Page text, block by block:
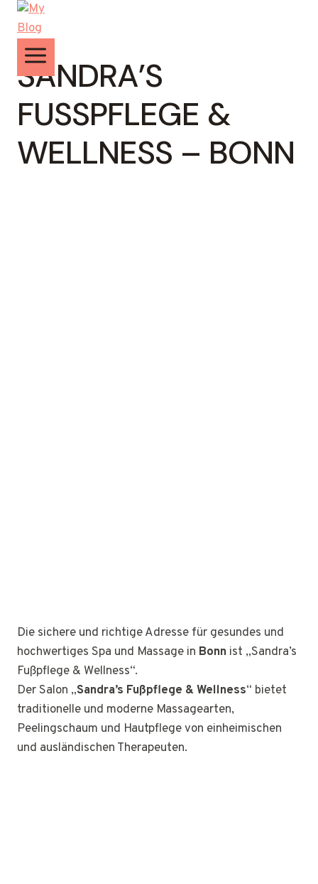
Zum
Inhalt
springen
SANDRA’S
FUSSPFLEGE & W
ELLNESS – BONN
Die sichere und richtige Adresse für gesundes und
hochwertiges Spa und Massage in Bonn ist „Sandra’s
Fußpflege & Wellness“.
Der Salon „Sandra’s Fußpflege & Wellness“ bietet
traditionelle und moderne Massagearten,
Peelingschaum und Hautpflege von einheimischen
und ausländischen Therapeuten.